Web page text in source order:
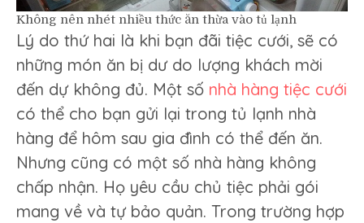
Không nên nhét nhiều thức ăn thừa vào tủ lạnh
Lý do thứ hai là khi bạn đãi tiệc cưới, sẽ có
những món ăn bị dư do lượng khách mời
đến dự không đủ. Một số nhà hàng tiệc cưới
có thể cho bạn gửi lại trong tủ lạnh nhà
hàng để hôm sau gia đình có thể đến ăn.
Nhưng cũng có một số nhà hàng không
chấp nhận. Họ yêu cầu chủ tiệc phải gói
mang về và tự bảo quản. Trong trường hợp